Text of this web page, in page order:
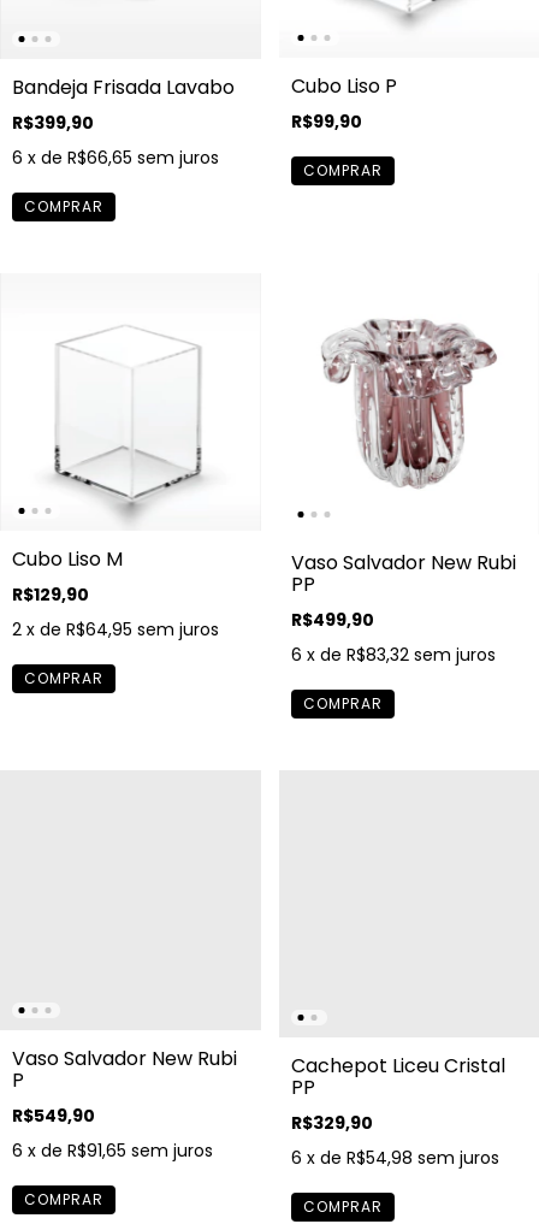
Bandeja Frisada Lavabo
R$399,90
6 x de R$66,65 sem juros
Cubo Liso P
R$99,90
Cubo Liso M
R$129,90
2 x de R$64,95 sem juros
Vaso Salvador New Rubi
PP
R$499,90
6 x de R$83,32 sem juros
Vaso Salvador New Rubi
P
R$549,90
6 x de R$91,65 sem juros
Cachepot Liceu Cristal
PP
R$329,90
6 x de R$54,98 sem juros